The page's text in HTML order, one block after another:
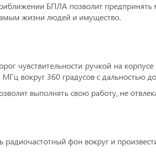
БПЛА позволит предпринять
жизни людей и имущество.
чувствительности ручкой на
вокруг 360 градусов с дальностью
выполнять свою работу, не
фон вокруг и